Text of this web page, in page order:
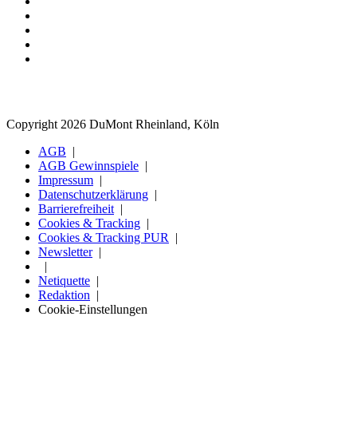
Copyright 2026 DuMont Rheinland, Köln
AGB
AGB Gewinnspiele
Impressum
Datenschutzerklärung
Barrierefreiheit
Cookies & Tracking
Cookies & Tracking PUR
Newsletter
Netiquette
Redaktion
Cookie-Einstellungen